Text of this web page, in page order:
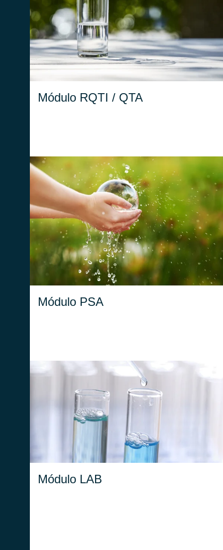
Módulo RQTI / QTA
Monitoreo de la calidad técnica de las aguas,
Macroindicadores de M0 a M6 y gestión de
los mecanismos de incentivo.
Módulo PSA
Redacción, gestión y actualización de los
Planes de Seguridad de las Aguas, gestión
del Cloud y del sistema documental para la
publicación de la información.
Módulo LAB
Gestión del Laboratorio de Análisis